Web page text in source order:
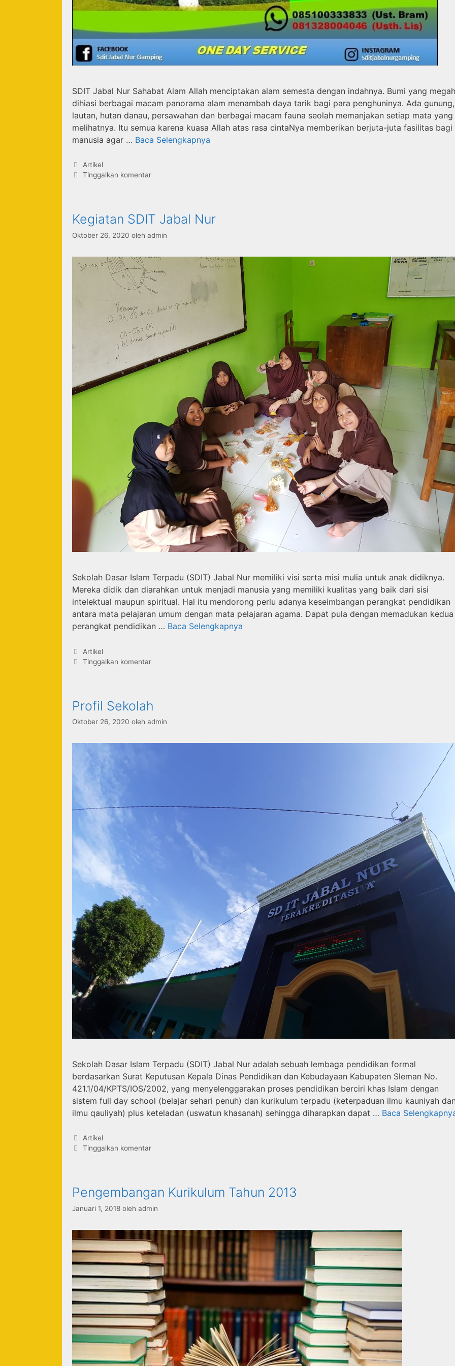
SDIT Jabal Nur Sahabat Alam Allah menciptakan alam semesta dengan indahnya. Bumi yang megah
dihiasi berbagai macam panorama alam menambah daya tarik bagi para penghuninya. Ada gunung,
lautan, hutan danau, persawahan dan berbagai macam fauna seolah memanjakan setiap mata yang
melihatnya. Itu semua karena kuasa Allah atas rasa cintaNya memberikan berjuta-juta fasilitas bagi
manusia agar … Baca Selengkapnya
Artikel
Tinggalkan komentar
Kegiatan SDIT Jabal Nur
Oktober 26, 2020 oleh admin
Sekolah Dasar Islam Terpadu (SDIT) Jabal Nur memiliki visi serta misi mulia untuk anak didiknya.
Mereka didik dan diarahkan untuk menjadi manusia yang memiliki kualitas yang baik dari sisi
intelektual maupun spiritual. Hal itu mendorong perlu adanya keseimbangan perangkat pendidikan
antara mata pelajaran umum dengan mata pelajaran agama. Dapat pula dengan memadukan kedua
perangkat pendidikan … Baca Selengkapnya
Artikel
Tinggalkan komentar
Profil Sekolah
Oktober 26, 2020 oleh admin
Sekolah Dasar Islam Terpadu (SDIT) Jabal Nur adalah sebuah lembaga pendidikan formal
berdasarkan Surat Keputusan Kepala Dinas Pendidikan dan Kebudayaan Kabupaten Sleman No.
421.1/04/KPTS/IOS/2002, yang menyelenggarakan proses pendidikan berciri khas Islam dengan
sistem full day school (belajar sehari penuh) dan kurikulum terpadu (keterpaduan ilmu kauniyah
ilmu qauliyah) plus keteladan (uswatun khasanah) sehingga diharapkan dapat … Baca
Artikel
Tinggalkan komentar
Pengembangan Kurikulum Tahun 2013
Januari 1, 2018 oleh admin